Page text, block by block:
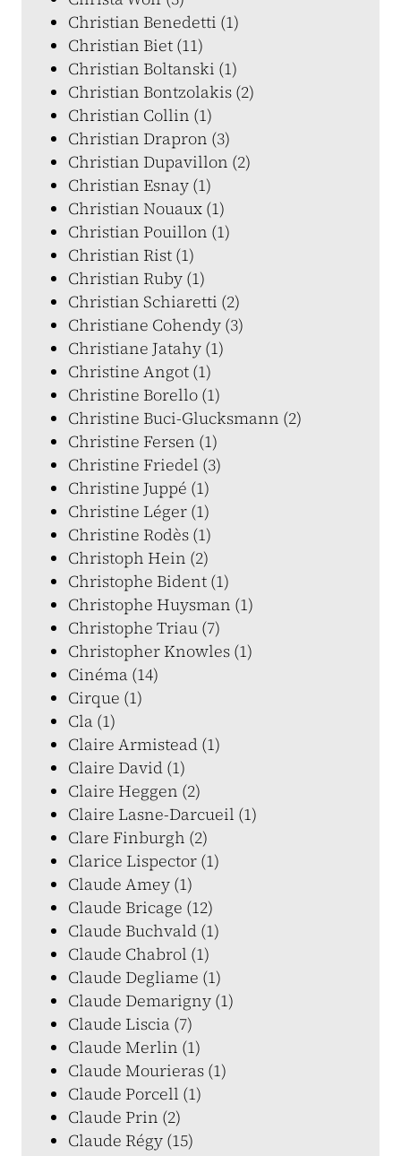
Christian Benedetti (1)
Christian Biet (11)
Christian Boltanski (1)
Christian Bontzolakis (2)
Christian Collin (1)
Christian Drapron (3)
Christian Dupavillon (2)
Christian Esnay (1)
Christian Nouaux (1)
Christian Pouillon (1)
Christian Rist (1)
Christian Ruby (1)
Christian Schiaretti (2)
Christiane Cohendy (3)
Christiane Jatahy (1)
Christine Angot (1)
Christine Borello (1)
Christine Buci-Glucksmann (2)
Christine Fersen (1)
Christine Friedel (3)
Christine Juppé (1)
Christine Léger (1)
Christine Rodès (1)
Christoph Hein (2)
Christophe Bident (1)
Christophe Huysman (1)
Christophe Triau (7)
Christopher Knowles (1)
Cinéma (14)
Cirque (1)
Cla (1)
Claire Armistead (1)
Claire David (1)
Claire Heggen (2)
Claire Lasne-Darcueil (1)
Clare Finburgh (2)
Clarice Lispector (1)
Claude Amey (1)
Claude Bricage (12)
Claude Buchvald (1)
Claude Chabrol (1)
Claude Degliame (1)
Claude Demarigny (1)
Claude Liscia (7)
Claude Merlin (1)
Claude Mourieras (1)
Claude Porcell (1)
Claude Prin (2)
Claude Régy (15)